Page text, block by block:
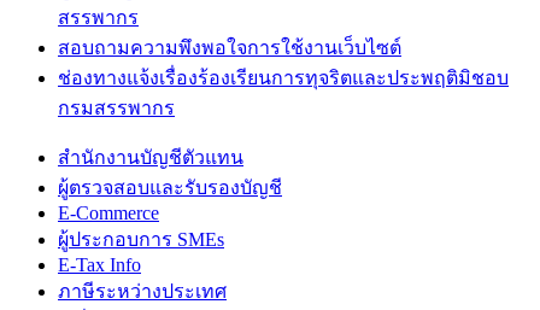
สรรพากร
สอบถามความพึงพอใจการใช้งานเว็บไซต์
ช่องทางแจ้งเรื่องร้องเรียนการทุจริตและประพฤติมิชอบ
กรมสรรพากร
สำนักงานบัญชีตัวแทน
ผู้ตรวจสอบและรับรองบัญชี
E-Commerce
ผู้ประกอบการ SMEs
E-Tax Info
ภาษีระหว่างประเทศ